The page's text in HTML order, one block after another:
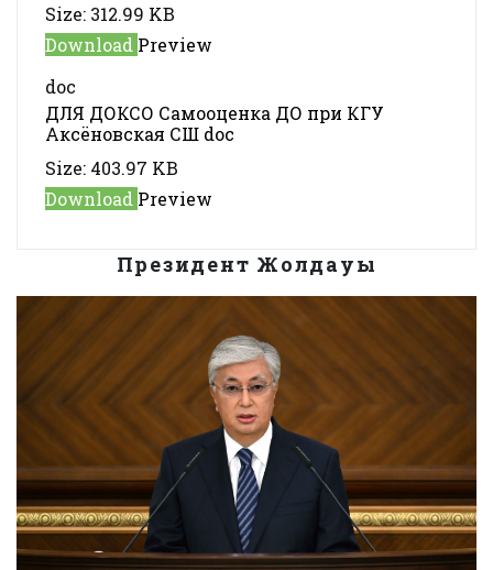
Size: 312.99 KB
Download Preview
doc
ДЛЯ ДОКСО Самооценка ДО при КГУ
Аксёновская СШ doc
Size: 403.97 KB
Download Preview
Президент Жолдауы